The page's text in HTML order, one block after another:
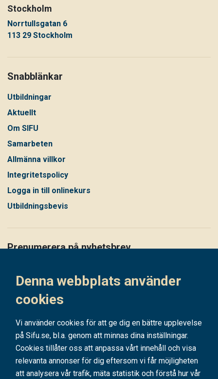
Denna webbplats använder
cookies
Vi använder cookies för att ge dig en bättre upplevelse
på Sifu.se, bl.a. genom att minnas dina inställningar.
Cookies tillåter oss att anpassa vårt innehåll och visa
relevanta annonser för dig eftersom vi får möjligheten
att analysera vår trafik, mäta statistik och förstå hur vår
Stockholm
Norrtullsgatan 6
113 29 Stockholm
Snabblänkar
Utbildningar
Aktuellt
Om SIFU
Samarbeten
Allmänna villkor
Integritetspolicy
Logga in till onlinekurs
Utbildningsbevis
Prenumerera på nyhetsbrev
Prenumerera